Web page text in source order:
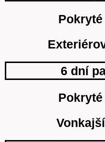
Pokryté
6 dní
Pokryté